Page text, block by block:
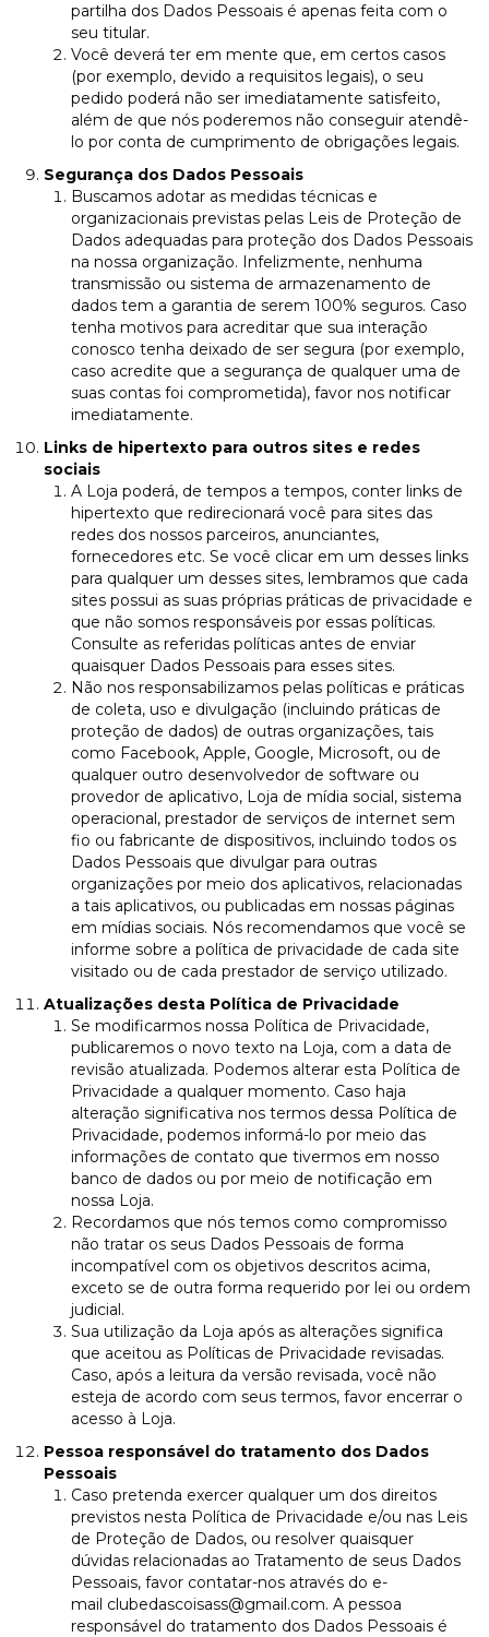
partilha dos Dados Pessoais é apenas feita com o
seu titular.
Você deverá ter em mente que, em certos casos
(por exemplo, devido a requisitos legais), o seu
pedido poderá não ser imediatamente satisfeito,
além de que nós poderemos não conseguir atendê-
lo por conta de cumprimento de obrigações legais.
Segurança dos Dados Pessoais
Buscamos adotar as medidas técnicas e
organizacionais previstas pelas Leis de Proteção de
Dados adequadas para proteção dos Dados Pessoais
na nossa organização. Infelizmente, nenhuma
transmissão ou sistema de armazenamento de
dados tem a garantia de serem 100% seguros. Caso
tenha motivos para acreditar que sua interação
conosco tenha deixado de ser segura (por exemplo,
caso acredite que a segurança de qualquer uma de
suas contas foi comprometida), favor nos notificar
imediatamente.
Links de hipertexto para outros sites e redes
sociais
A Loja poderá, de tempos a tempos, conter links de
hipertexto que redirecionará você para sites das
redes dos nossos parceiros, anunciantes,
fornecedores etc. Se você clicar em um desses links
para qualquer um desses sites, lembramos que cada
sites possui as suas próprias práticas de privacidade e
que não somos responsáveis por essas políticas.
Consulte as referidas políticas antes de enviar
quaisquer Dados Pessoais para esses sites.
Não nos responsabilizamos pelas políticas e práticas
de coleta, uso e divulgação (incluindo práticas de
proteção de dados) de outras organizações, tais
como Facebook, Apple, Google, Microsoft, ou de
qualquer outro desenvolvedor de software ou
provedor de aplicativo, Loja de mídia social, sistema
operacional, prestador de serviços de internet sem
fio ou fabricante de dispositivos, incluindo todos os
Dados Pessoais que divulgar para outras
organizações por meio dos aplicativos, relacionadas
a tais aplicativos, ou publicadas em nossas páginas
em mídias sociais. Nós recomendamos que você se
informe sobre a política de privacidade de cada site
visitado ou de cada prestador de serviço utilizado.
Atualizações desta Política de Privacidade
Se modificarmos nossa Política de Privacidade,
publicaremos o novo texto na Loja, com a data de
revisão atualizada. Podemos alterar esta Política de
Privacidade a qualquer momento. Caso haja
alteração significativa nos termos dessa Política de
Privacidade, podemos informá-lo por meio das
informações de contato que tivermos em nosso
banco de dados ou por meio de notificação em
nossa Loja.
Recordamos que nós temos como compromisso
não tratar os seus Dados Pessoais de forma
incompatível com os objetivos descritos acima,
exceto se de outra forma requerido por lei ou ordem
judicial.
Sua utilização da Loja após as alterações significa
que aceitou as Políticas de Privacidade revisadas.
Caso, após a leitura da versão revisada, você não
esteja de acordo com seus termos, favor encerrar o
acesso à Loja.
Pessoa responsável do tratamento dos Dados
Pessoais
Caso pretenda exercer qualquer um dos direitos
previstos nesta Política de Privacidade e/ou nas Leis
de Proteção de Dados, ou resolver quaisquer
dúvidas relacionadas ao Tratamento de seus Dados
Pessoais, favor contatar-nos através do e-
mail clubedascoisass@gmail.com. A pessoa
responsável do tratamento dos Dados Pessoais é